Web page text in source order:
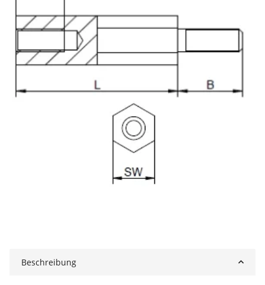
Beschreibung